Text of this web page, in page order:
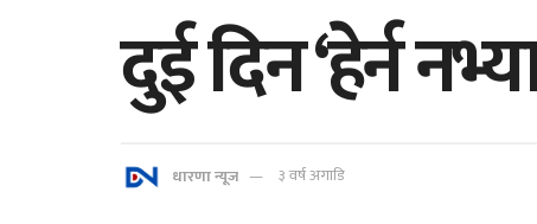
दुई दिन ‘हेर्न
धारणा न्यूज ३ वर्ष अगाडि